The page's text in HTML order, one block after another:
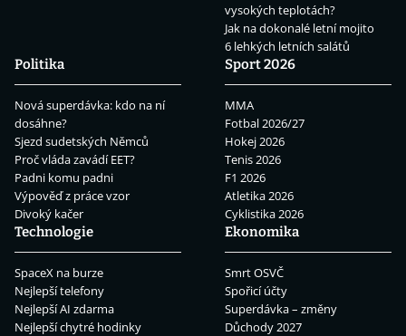
vysokých teplotách?
Jak na dokonalé letní mojito
6 lehkých letních salátů
Politika
Nová superdávka: kdo na ní
dosáhne?
Sjezd sudetských Němců
Proč vláda zavádí EET?
Padni komu padni
Výpověď z práce vzor
Divoký kačer
Sport 2026
MMA
Fotbal 2026/27
Hokej 2026
Tenis 2026
F1 2026
Atletika 2026
Cyklistika 2026
Technologie
SpaceX na burze
Nejlepší telefony
Nejlepší AI zdarma
Nejlepší chytré hodinky
Ekonomika
Smrt OSVČ
Spořicí účty
Superdávka – změny
Důchody 2027